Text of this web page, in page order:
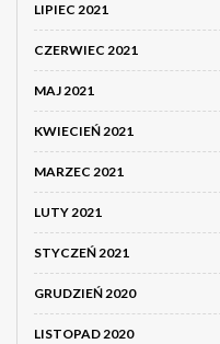
LIPIEC 2021
CZERWIEC 2021
MAJ 2021
KWIECIEŃ 2021
MARZEC 2021
LUTY 2021
STYCZEŃ 2021
GRUDZIEŃ 2020
LISTOPAD 2020